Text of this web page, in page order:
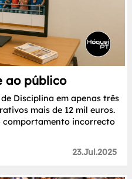
ao público
Disciplina em apenas três
mais de 12 mil euros.
comportamento incorrecto
23.Jul.2025